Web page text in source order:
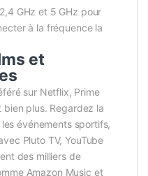
GHz et 5 GHz pour
à la fréquence la
et
sur Netflix, Prime
bien plus. Regardez la
événements sportifs,
Pluto TV, YouTube
des milliers de
Amazon Music et